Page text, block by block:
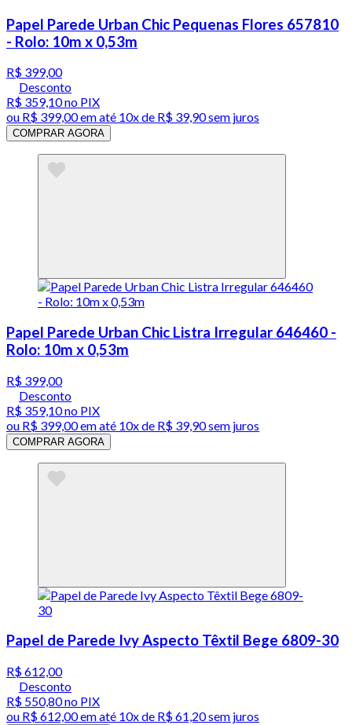
Papel Parede Urban Chic Pequenas Flores 657810
- Rolo: 10m x 0,53m
R$ 399,00
Desconto
R$ 359,10no PIX
ou R$ 399,00em até 10x de R$ 39,90 sem juros
COMPRAR AGORA
Papel Parede Urban Chic Listra Irregular 646460 -
Rolo: 10m x 0,53m
R$ 399,00
Desconto
R$ 359,10no PIX
ou R$ 399,00em até 10x de R$ 39,90 sem juros
COMPRAR AGORA
Papel de Parede Ivy Aspecto Têxtil Bege 6809-30
R$ 612,00
Desconto
R$ 550,80no PIX
ou R$ 612,00em até 10x de R$ 61,20 sem juros